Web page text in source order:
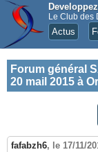
Le Club des
Actus
Forum général
20 mail 2015 à
fafabzh6, le 17/11/